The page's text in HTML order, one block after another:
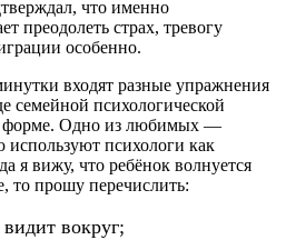
что именно
преодолеть страх, тревогу
особенно.
входят разные упражнения
семейной психологической
форме. Одно из любимых —
используют психологи как
я вижу, что ребёнок волнуется
то прошу перечислить:
вокруг;